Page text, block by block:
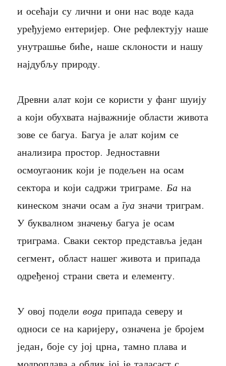
и осећаји су лични и они нас воде када
уређујемо ентеријер. Оне рефлектују наше
унутрашње биће, наше склоности и нашу
најдубљу природу.
Древни алат који се користи у фанг шуију
а који обухвата најважније области живота
зове се багуа. Багуа је алат којим се
анализира простор. Једноставни
осмоугаоник који је подељен на осам
сектора и који садржи триграме. Ба на
кинеском значи осам агуа значи триграм.
У буквалном значењу багуа је осам
триграма. Сваки сектор представља један
сегмент, област нашег живота и припада
одређеној страни света и елементу.
У овој поделиводаприпада северу и
односи се на каријеру, означена је бројем
један, боје су јој црна, тамно плава и